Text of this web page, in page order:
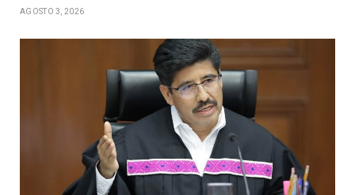
AGOSTO 3, 2026